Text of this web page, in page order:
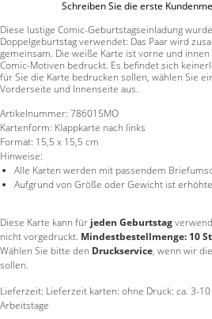
Schreiben Sie die erste
Diese lustige Comic-Geburtstagseinladung
Doppelgeburtstag verwendet: Das Paar wird
gemeinsam. Die weiße Karte ist vorne und
Comic-Motiven bedruckt. Es befindet sich
für Sie die Karte bedrucken sollen, wählen Sie
Vorderseite und Innenseite aus.
Artikelnummer: 786015MO
Kartenform: Klappkarte nach links
Format: 15,5 x 15,5 cm
Hinweise:
Alle Karten werden mit passendem
Aufgrund von Größe oder Gewicht ist
Diese Karte kann für jeden Geburtstag
nicht vorgedruckt. Mindestbestellmenge: 10
Wählen Sie bitte den Druckservice, wenn wir
sollen.
Lieferzeit: Lieferzeit karten: ohne Druck: ca. 3-
Arbeitstage